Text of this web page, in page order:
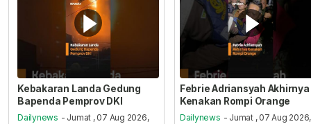
Kebakaran Landa Gedung
Bapenda Pemprov DKI
Dailynews - Jumat , 07 Aug 2026,
Febrie Adriansyah Akhirnya
Kenakan Rompi Orange
Dailynews - Jumat , 07 Aug 2026,